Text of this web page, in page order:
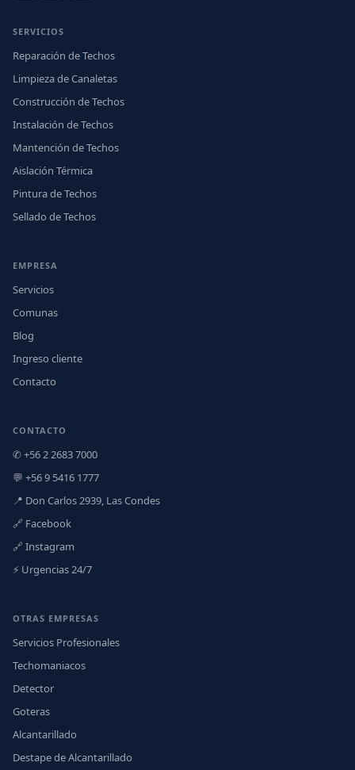
SERVICIOS
Reparación de Techos
Limpieza de Canaletas
Construcción de Techos
Instalación de Techos
Mantención de Techos
Aislación Térmica
Pintura de Techos
Sellado de Techos
EMPRESA
Servicios
Comunas
Blog
Ingreso cliente
Contacto
CONTACTO
✆ +56 2 2683 7000
💬 +56 9 5416 1777
📍 Don Carlos 2939, Las Condes
🔗 Facebook
🔗 Instagram
⚡ Urgencias 24/7
OTRAS EMPRESAS
Servicios Profesionales
Techomaniacos
Detector
Goteras
Alcantarillado
Destape de Alcantarillado